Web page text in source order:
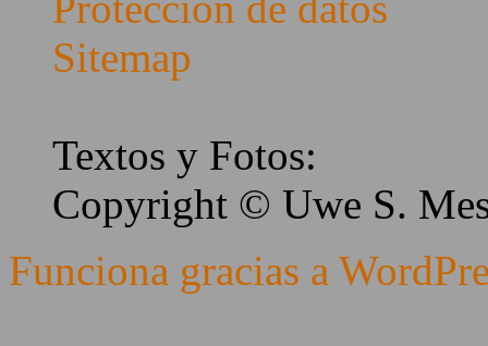
Sitemap
Textos y Fotos:
Copyright © Uwe S.
Funciona gracias a